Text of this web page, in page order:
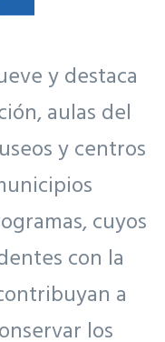
y destaca
aulas del
y centros
cuyos
con la
a
los